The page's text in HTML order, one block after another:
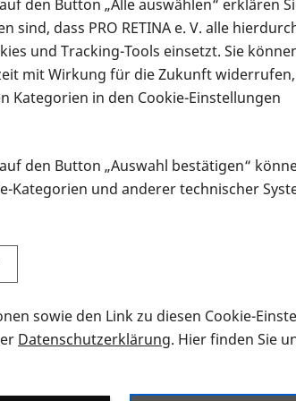
Alle Infomaterialien in
Sie möchten wissen, wie Sie nach
den Button „Alle auswählen“ erklären
sind, dass PRO RETINA e. V. alle
und Tracking-Tools einsetzt. Sie
mit Wirkung für die Zukunft
Kategorien in den Cookie-Einstellungen
den Button „Auswahl bestätigen“
Kategorien und anderer technischer
sowie den Link zu diesen Cookie-
Datenschutzerklärung. Hier finden Sie